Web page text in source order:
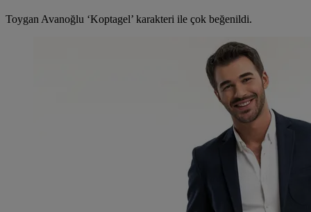
Toygan Avanoğlu ‘Koptagel’ karakteri ile çok beğenildi.